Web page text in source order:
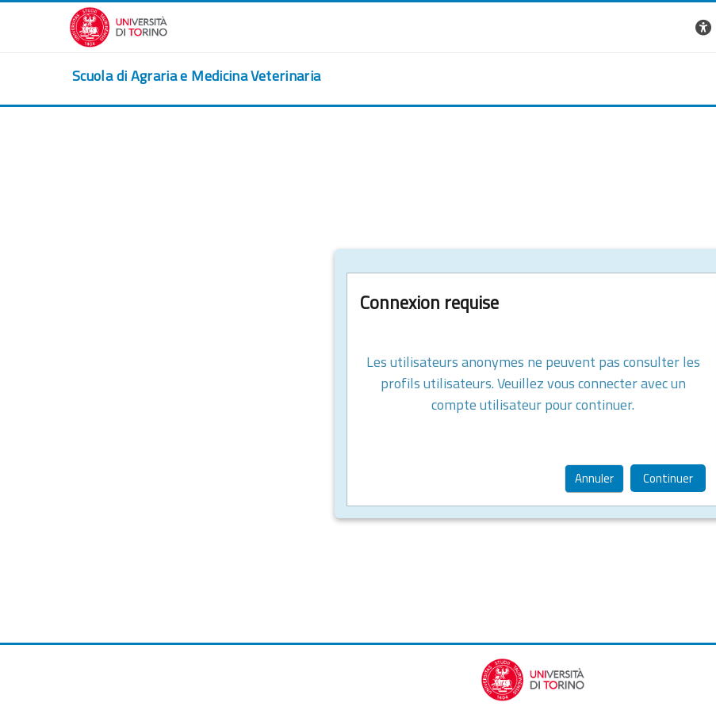
Passer au contenu principal
Scuola di Agraria e Medicina Veterinaria
Connexion requise
Les utilisateurs anonymes ne peuvent pas consulter les
profils utilisateurs. Veuillez vous connecter avec un
compte utilisateur pour continuer.
Annuler Continuer